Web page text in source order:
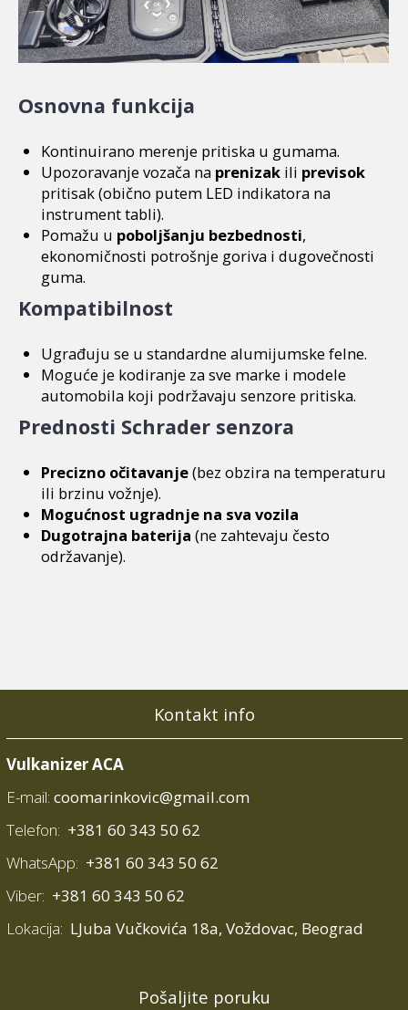
Osnovna funkcija
Kontinuirano merenje pritiska u gumama.
Upozoravanje vozača na prenizak ili previsok
pritisak (obično putem LED indikatora na
instrument tabli).
Pomažu u poboljšanju bezbednosti,
ekonomičnosti potrošnje goriva i dugovečnosti
guma.
Kompatibilnost
Ugrađuju se u standardne alumijumske felne.
Moguće je kodiranje za sve marke i modele
automobila koji podržavaju senzore pritiska.
Prednosti Schrader senzora
Precizno očitavanje(bez obzira na temperaturu
ili brzinu vožnje).
Mogućnost ugradnje na sva vozila
Dugotrajna baterija (ne zahtevaju često
održavanje).
Kontakt info
Vulkanizer ACA
E-mail:coomarinkovic@gmail.com
Telefon: +381 60 343 50 62
WhatsApp: +381 60 343 50 62
Viber: +381 60 343 50 62
Lokacija: LJuba Vučkovića 18a, Voždovac, Beograd
Pošaljite poruku